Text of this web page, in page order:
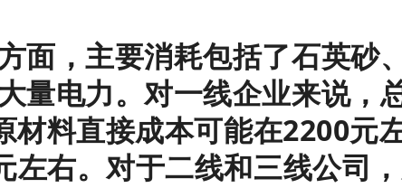
面，主要消耗包括了石英砂
量电力。对一线企业来说，
料直接成本可能在2200元
左右。对于二线和三线公司